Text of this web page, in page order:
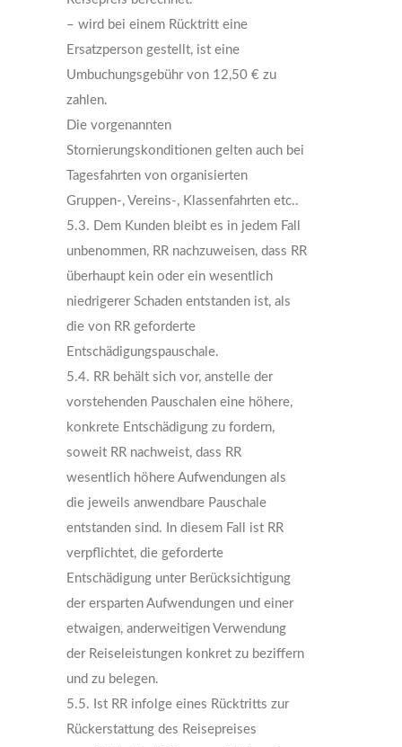
– wird bei einem Rücktritt eine
Ersatzperson gestellt, ist eine
Umbuchungsgebühr von 12,50 € zu
zahlen.
Die vorgenannten
Stornierungskonditionen gelten auch bei
Tagesfahrten von organisierten
Gruppen-, Vereins-, Klassenfahrten etc..
5.3. Dem Kunden bleibt es in jedem Fall
unbenommen, RR nachzuweisen, dass RR
überhaupt kein oder ein wesentlich
niedrigerer Schaden entstanden ist, als
die von RR geforderte
Entschädigungspauschale.
5.4. RR behält sich vor, anstelle der
vorstehenden Pauschalen eine höhere,
konkrete Entschädigung zu fordern,
soweit RR nachweist, dass RR
wesentlich höhere Aufwendungen als
die jeweils anwendbare Pauschale
entstanden sind. In diesem Fall ist RR
verpflichtet, die geforderte
Entschädigung unter Berücksichtigung
der ersparten Aufwendungen und einer
etwaigen, anderweitigen Verwendung
der Reiseleistungen konkret zu beziffern
und zu belegen.
5.5. Ist RR infolge eines Rücktritts zur
Rückerstattung des Reisepreises